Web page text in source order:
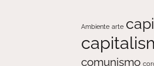
Ambiente arte
comunismo